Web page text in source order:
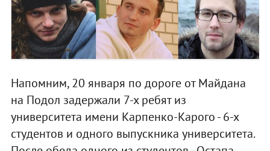
Напомним, 20 января по дороге от Майдана
на Подол задержали 7-х ребят из
университета имени Карпенко-Карого - 6-х
студентов и одного выпускника университета.